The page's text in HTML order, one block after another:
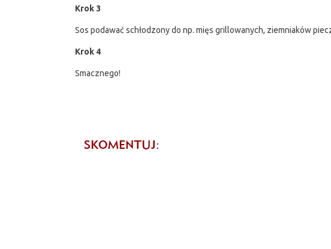
Krok 3
Sos podawać schłodzony do np. mięs grillowanych, ziemniaków
Krok 4
Smacznego!
SKOMENTUJ: